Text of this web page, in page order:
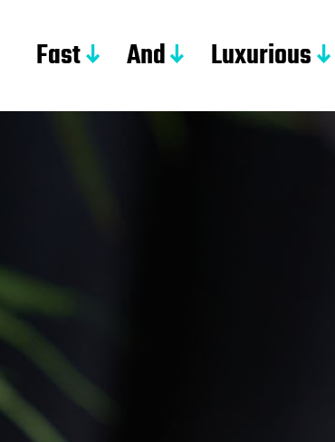
Fast And Luxurious